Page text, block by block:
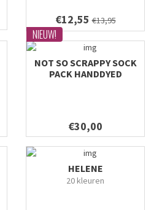
€12,55 €13,95
NIEUW!
NOT SO SCRAPPY SOCK
PACK HANDDYED
€30,00
HELENE
20 kleuren